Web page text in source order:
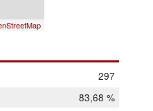
297
83,68 %